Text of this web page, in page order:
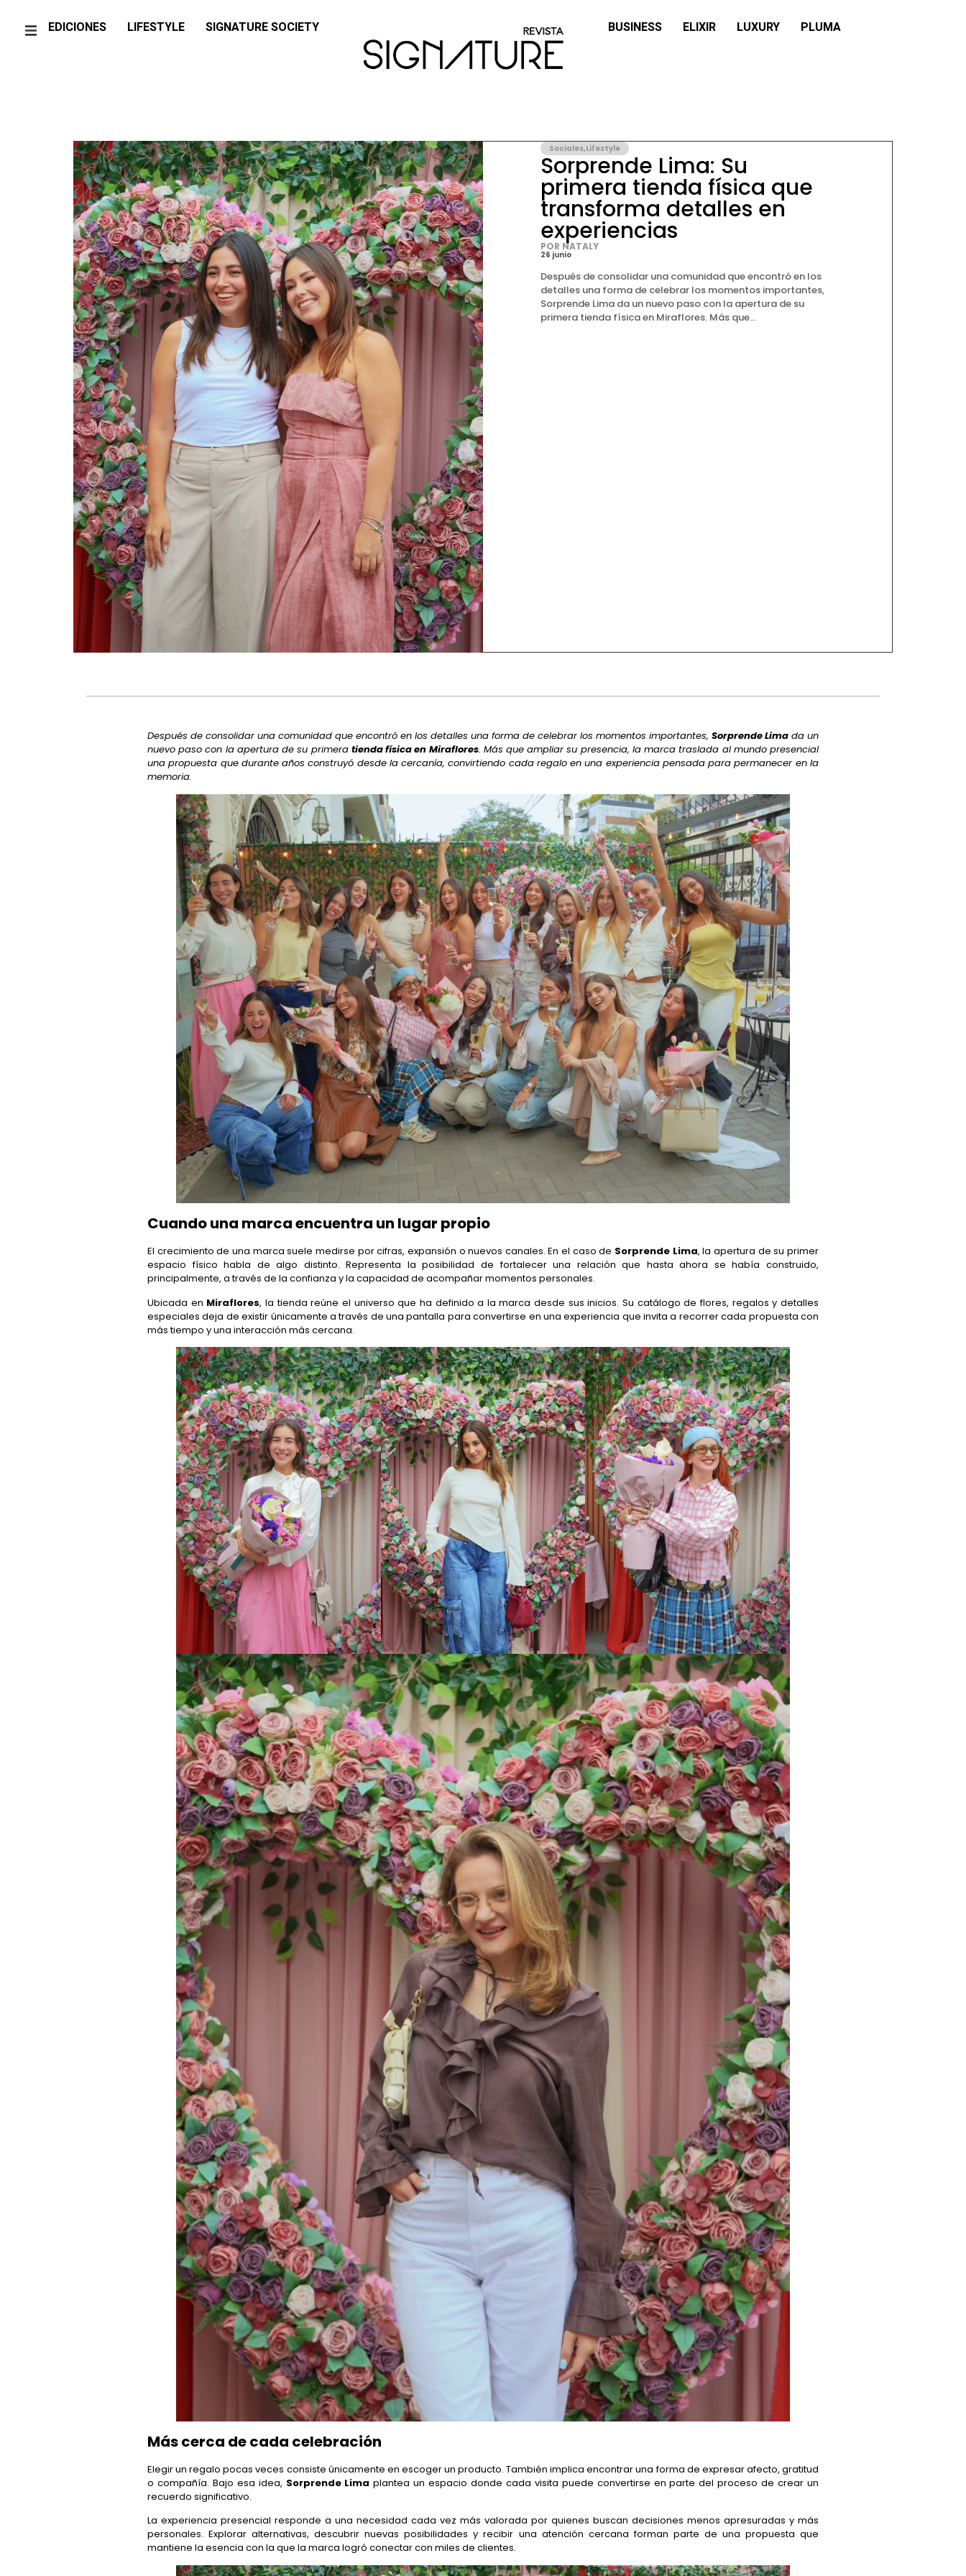
EDICIONES LIFESTYLE SIGNATURE SOCIETY BUSINESS ELIXIR LUXURY PLUMA
Sociales,Lifestyle
Sorprende Lima: Su
primera tienda física que
transforma detalles en
experiencias
POR NATALY
26 junio
Después de consolidar una comunidad que encontró en los
detalles una forma de celebrar los momentos importantes,
Sorprende Lima da un nuevo paso con la apertura de su
primera tienda física en Miraflores. Más que...
Después de consolidar una comunidad que encontró en los detalles una forma de celebrar los momentos importantes, Sorprende Lima da un
nuevo paso con la apertura de su primera tienda física en Miraflores. Más que ampliar su presencia, la marca traslada al mundo presencial
una propuesta que durante años construyó desde la cercanía, convirtiendo cada regalo en una experiencia pensada para permanecer en la
memoria.
Cuando una marca encuentra un lugar propio
El crecimiento de una marca suele medirse por cifras, expansión o nuevos canales. En el caso de Sorprende Lima, la apertura de su primer
espacio físico habla de algo distinto. Representa la posibilidad de fortalecer una relación que hasta ahora se había construido,
principalmente, a través de la confianza y la capacidad de acompañar momentos personales.
Ubicada en Miraflores, la tienda reúne el universo que ha definido a la marca desde sus inicios. Su catálogo de flores, regalos y detalles
especiales deja de existir únicamente a través de una pantalla para convertirse en una experiencia que invita a recorrer cada propuesta con
más tiempo y una interacción más cercana.
Más cerca de cada celebración
Elegir un regalo pocas veces consiste únicamente en escoger un producto. También implica encontrar una forma de expresar afecto, gratitud
o compañía. Bajo esa idea, Sorprende Lima plantea un espacio donde cada visita puede convertirse en parte del proceso de crear un
recuerdo significativo.
La experiencia presencial responde a una necesidad cada vez más valorada por quienes buscan decisiones menos apresuradas y más
personales. Explorar alternativas, descubrir nuevas posibilidades y recibir una atención cercana forman parte de una propuesta que
mantiene la esencia con la que la marca logró conectar con miles de clientes.